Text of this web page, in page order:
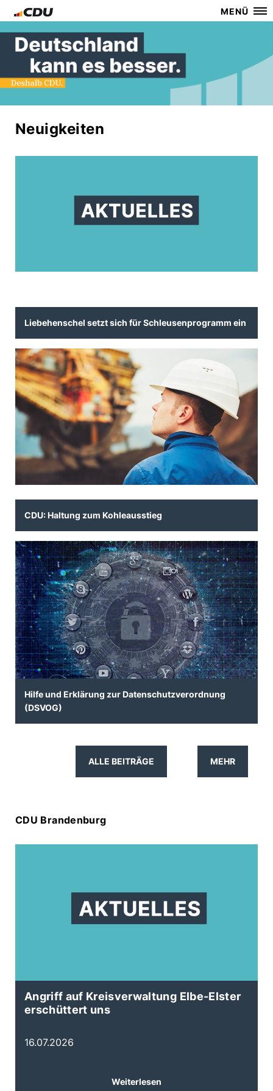
MENÜ
Neuigkeiten
Liebehenschel setzt sich für Schleusenprogramm ein
CDU: Haltung zum Kohleausstieg
Hilfe und Erklärung zur Datenschutzverordnung
(DSVOG)
ALLE BEITRÄGE MEHR
CDU Brandenburg
Angriff auf Kreisverwaltung Elbe-Elster
erschüttert uns
16.07.2026
Weiterlesen